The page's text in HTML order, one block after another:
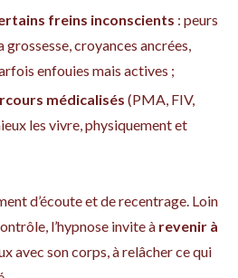
freins inconscients : peurs
grossesse, croyances ancrées,
enfouies mais actives ;
médicalisés (PMA, FIV,
les vivre, physiquement et
d’écoute et de recentrage. Loin
l’hypnose invite à revenir à
avec son corps, à relâcher ce qui